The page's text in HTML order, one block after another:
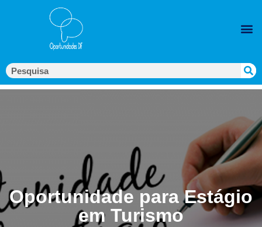
Oportunidade para Estágio
em Turismo